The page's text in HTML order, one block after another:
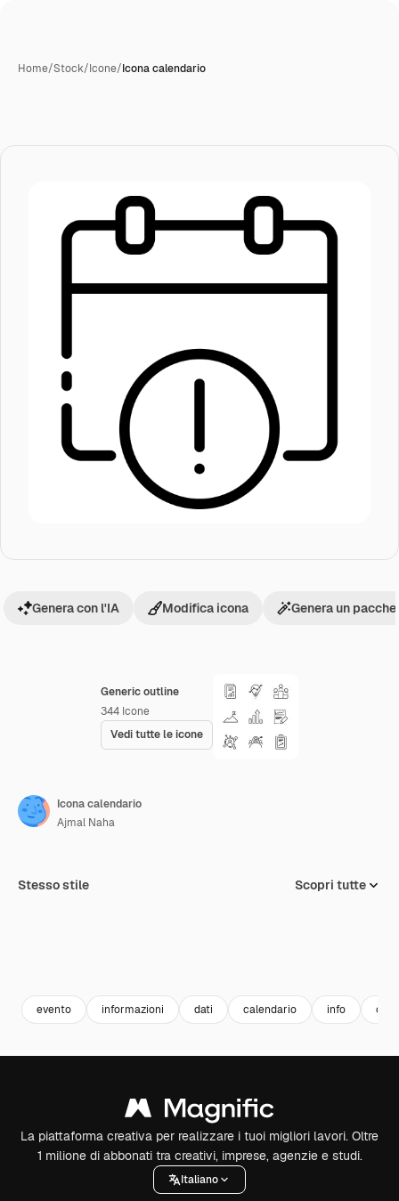
Home/Stock/Icone/Icona calendario
Generic outline
344 Icone
Vedi tutte le icone
Genera con l'IA Modifica icona Genera un
Icona calendario
Ajmal Naha
Stesso stile Scopri tutte
evento informazioni dati calendario info
La piattaforma creativa per realizzare i tuoi migliori lavori. Oltre
1 milione di abbonati tra creativi, imprese, agenzie e studi.
Italiano